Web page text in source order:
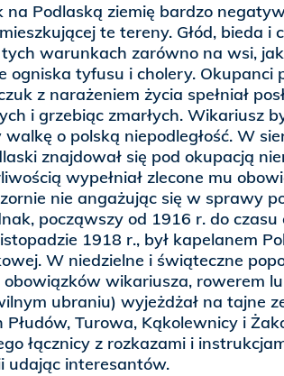
Podlaską ziemię bardzo
te tereny. Głód, bieda i
warunkach zarówno na wsi,
ogniska tyfusu i cholery. Okupanci
z narażeniem życia spełniał
i grzebiąc zmarłych. Wikariusz
o polską niepodległość. W
znajdował się pod okupacją
wypełniał zlecone mu
nie angażując się w sprawy
począwszy od 1916 r. do czasu
1918 r., był kapelanem
W niedzielne i świąteczne
obowiązków wikariusza, rowerem
ubraniu) wyjeżdżał na tajne
Turowa, Kąkolewnicy i
łącznicy z rozkazami i
udając interesantów.